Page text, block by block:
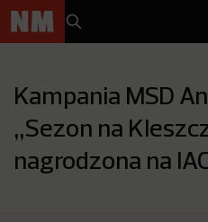
Kampania MSD
„Sezon na
nagrodzona na